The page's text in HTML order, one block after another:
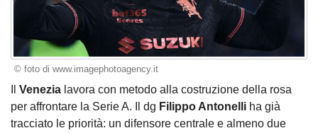
© foto di www.imagephotoagency.it
Venezia lavora con metodo alla costruzione della rosa
per affrontare la Serie A. Il dg Filippo Antonelli ha già
tracciato le priorità: un difensore centrale e almeno due